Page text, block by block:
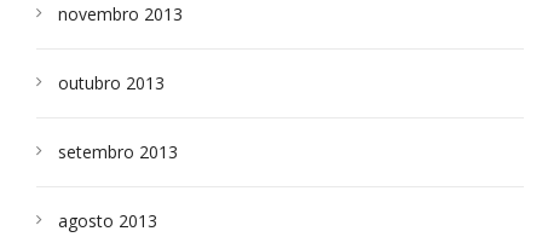
novembro 2013
outubro 2013
setembro 2013
agosto 2013